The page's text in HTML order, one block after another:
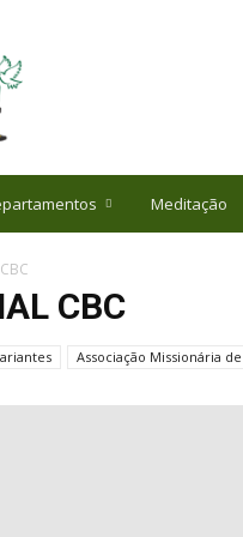
Meditação
CBC
Associação Missionária